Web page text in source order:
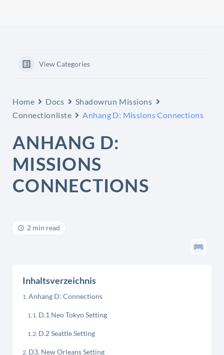
View Categories
Home Docs
Shadowrun Missions
Connectionliste
Anhang D: Missions Connections
ANHANG D:
MISSIONS
CONNECTIONS
2 min read
Inhaltsverzeichnis
Anhang D: Connections
D.1 Neo Tokyo Setting
D.2 Seattle Setting
D3. New Orleans Setting